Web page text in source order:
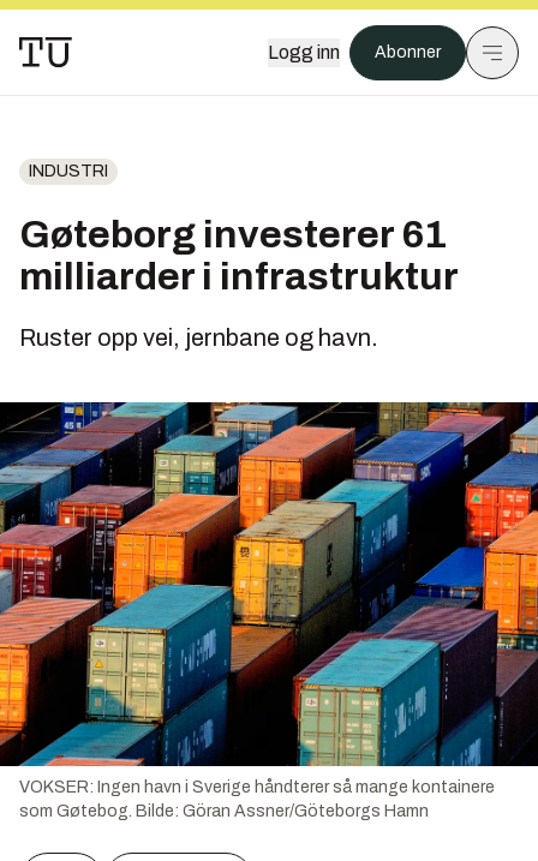
Logg inn Abonner
INDUSTRI
Gøteborg investerer 61
milliarder i infrastruktur
Ruster opp vei, jernbane og havn.
VOKSER: Ingen havn i Sverige håndterer så mange kontainere
som Gøtebog. Bilde: Göran Assner/Göteborgs Hamn